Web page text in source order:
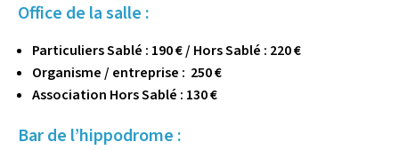
Office de la salle :
Particuliers Sablé : 190 € / Hors Sablé : 220 €
Organisme / entreprise : 250 €
Association Hors Sablé : 130 €
Bar de l’hippodrome :